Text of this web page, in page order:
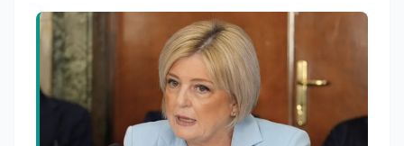
risiede stabilmente) e Presidente
Nazionale di ENBAS, ente bilaterale attivo
nella formazione professionale e nelle
politiche attive per il lavoro. In qualità di
Coordinatore Nazionale dei Progetti di
Ricerca presso ERSAF, guida iniziative che
coniugano intelligenza artificiale e
formazione, tra cui FindYourGoal.it,